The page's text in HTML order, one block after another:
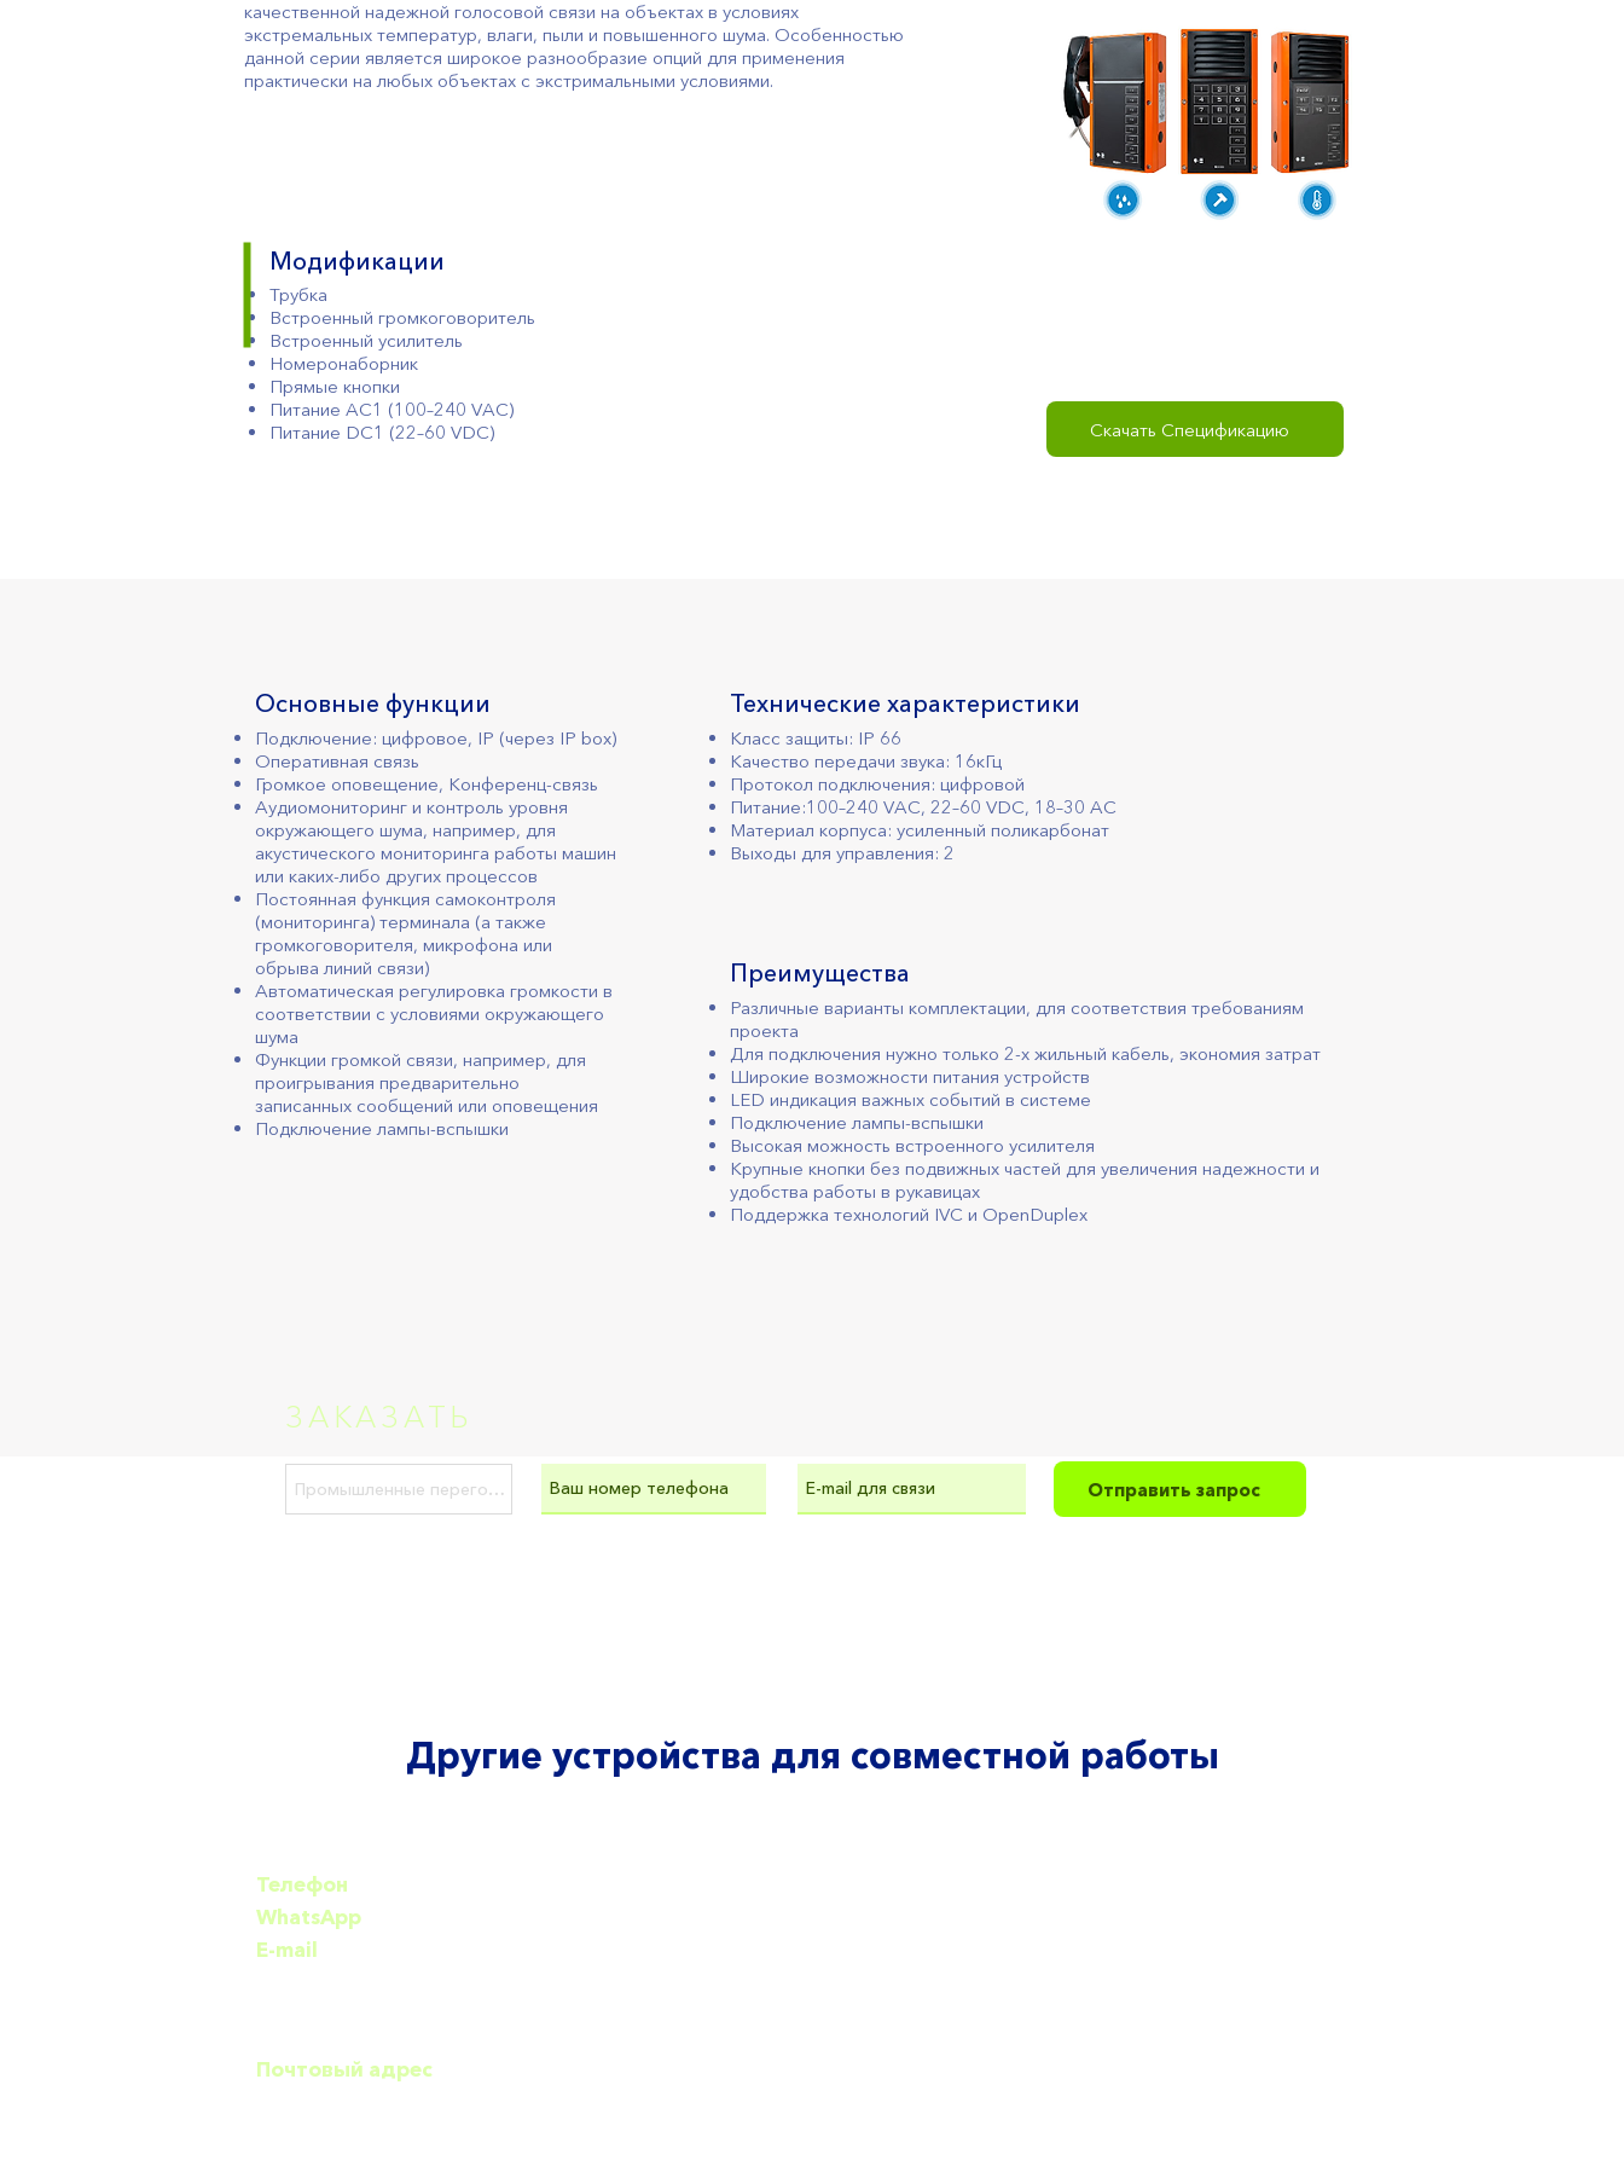
качественной надежной голосовой связи на объектах в условиях
экстремальных температур, влаги, пыли и повышенного шума. Особенностью
данной серии является широкое разнообразие опций для применения
практически на любых объектах с экстримальными условиями.
Модификации
Трубка
Встроенный громкоговоритель
Встроенный усилитель
Номеронаборник
Прямые кнопки
Питание AC1 (100–240 VAC)
Питание DC1 (22–60 VDC)
Скачать Спецификацию
Основные функции
Подключение: цифровое, IP (через IP box)
Оперативная связь
Громкое оповещение, Конференц-связь
Аудиомониторинг и контроль уровня
окружающего шума, например, для
акустического мониторинга работы машин
или каких-либо других процессов
Постоянная функция самоконтроля
(мониторинга) терминала (а также
громкоговорителя, микрофона или
обрыва линий связи)
Автоматическая регулировка громкости в
соответствии с условиями окружающего
шума
Функции громкой связи, например, для
проигрывания предварительно
записанных сообщений или оповещения
Подключение лампы-вспышки
Технические характеристики
Класс защиты: IP 66
Качество передачи звука: 16кГц
Протокол подключения: цифровой
Питание:100–240 VAC, 22–60 VDC, 18–30 AC
Материал корпуса: усиленный поликарбонат
Выходы для управления: 2
Преимущества
Различные варианты комплектации, для соответствия требованиям
проекта
Для подключения нужно только 2-х жильный кабель, экономия затрат
Широкие возможности питания устройств
LED индикация важных событий в системе
Подключение лампы-вспышки
Высокая можность встроенного усилителя
Крупные кнопки без подвижных частей для увеличения надежности и
удобства работы в рукавицах
Поддержка технологий IVC и OpenDuplex
ЗАКАЗАТЬ
Отправить запрос
Другие устройства для совместной работы
Телефон
WhatsApp
​​E-mail
Почтовый адрес